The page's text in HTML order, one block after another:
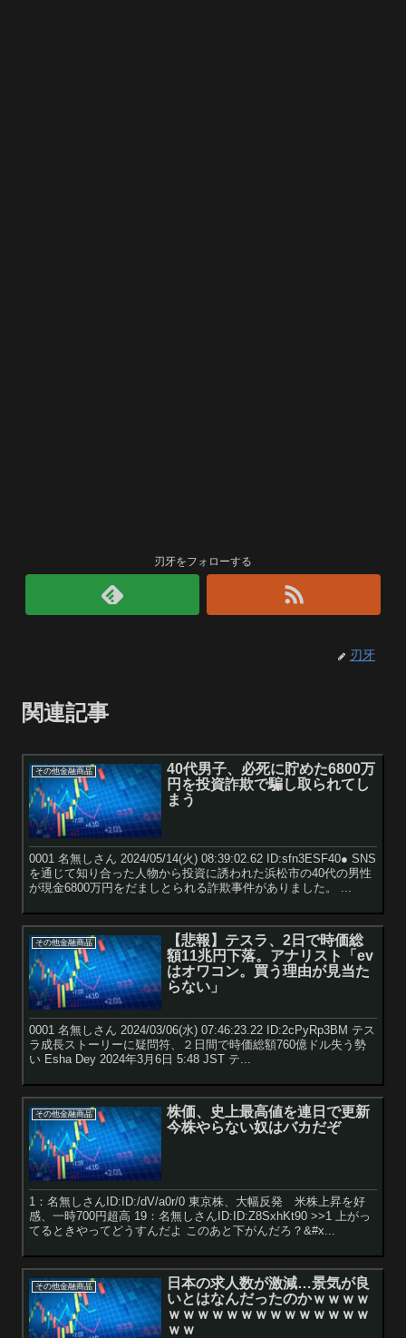
刃牙をフォローする
刃牙
関連記事
その他金融商品
40代男子、必死に貯めた6800万
円を投資詐欺で騙し取られてし
まう
0001 名無しさん 2024/05/14(火) 08:39:02.62 ID:sfn3ESF40● SNS
を通じて知り合った人物から投資に誘われた浜松市の40代の男性
が現金6800万円をだましとられる詐欺事件がありました。 ...
その他金融商品
【悲報】テスラ、2日で時価総
額11兆円下落。アナリスト「ev
はオワコン。買う理由が見当た
らない」
0001 名無しさん 2024/03/06(水) 07:46:23.22 ID:2cPyRp3BM テス
ラ成長ストーリーに疑問符、２日間で時価総額760億ドル失う勢
い Esha Dey 2024年3月6日 5:48 JST テ...
その他金融商品
株価、史上最高値を連日で更新
今株やらない奴はバカだぞ
1：名無しさんID:ID:/dV/a0r/0 東京株、大幅反発 米株上昇を好
感、一時700円超高 19：名無しさんID:ID:Z8SxhKt90 >>1 上がっ
てるときやってどうすんだよ このあと下がんだろ？&#x...
その他金融商品
日本の求人数が激減…景気が良
いとはなんだったのかｗｗｗｗ
ｗｗｗｗｗｗｗｗｗｗｗｗｗｗ
ｗｗ